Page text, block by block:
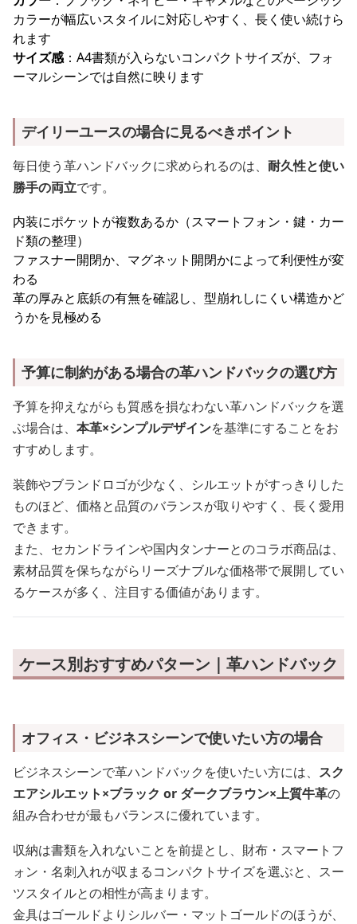
カラーが幅広いスタイルに対応しやすく、長く使い続けら
れます
サイズ感：A4書類が入らないコンパクトサイズが、フォ
ーマルシーンでは自然に映ります
デイリーユースの場合に見るべきポイント
毎日使う革ハンドバックに求められるのは、 耐久性と使い
勝手の両立です。
内装にポケットが複数あるか（スマートフォン・鍵・カー
ド類の整理）
ファスナー開閉か、マグネット開閉かによって利便性が変
わる
革の厚みと底鋲の有無を確認し、型崩れしにくい構造かど
うかを見極める
予算に制約がある場合の革ハンドバックの選び方
予算を抑えながらも質感を損なわない革ハンドバックを選
ぶ場合は、 本革×シンプルデザインを基準にすることをお
すすめします。
装飾やブランドロゴが少なく、シルエットがすっきりした
ものほど、価格と品質のバランスが取りやすく、長く愛用
できます。
また、セカンドラインや国内タンナーとのコラボ商品は、
素材品質を保ちながらリーズナブルな価格帯で展開してい
るケースが多く、注目する価値があります。
ケース別おすすめパターン｜革ハンドバック
オフィス・ビジネスシーンで使いたい方の場合
ビジネスシーンで革ハンドバックを使いたい方には、 スク
エアシルエット×ブラック or ダークブラウン×上質牛革の
組み合わせが最もバランスに優れています。
収納は書類を入れないことを前提とし、財布・スマートフ
ォン・名刺入れが収まるコンパクトサイズを選ぶと、スー
ツスタイルとの相性が高まります。
金具はゴールドよりシルバー・マットゴールドのほうが、